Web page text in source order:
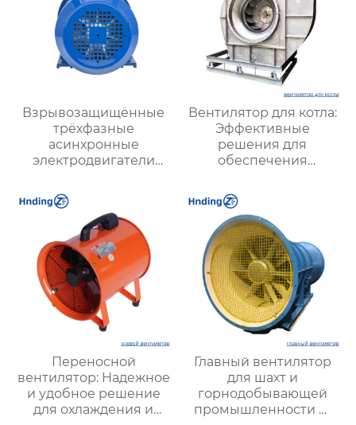
Взрывозащищённые
трёхфазные
асинхронные
электродвигатели
Вентилятор для котла:
Эффективные
решения для
обеспечения
котлов в
промышленности
Переносной
вентилятор: Надежное
и удобное решение
для охлаждения и
Главный вентилятор
для шахт и
горнодобывающей
промышленности —